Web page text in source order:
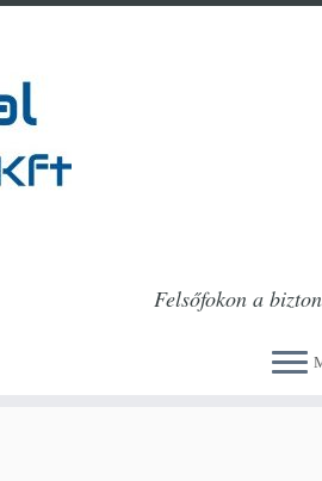
Felsőfokon a